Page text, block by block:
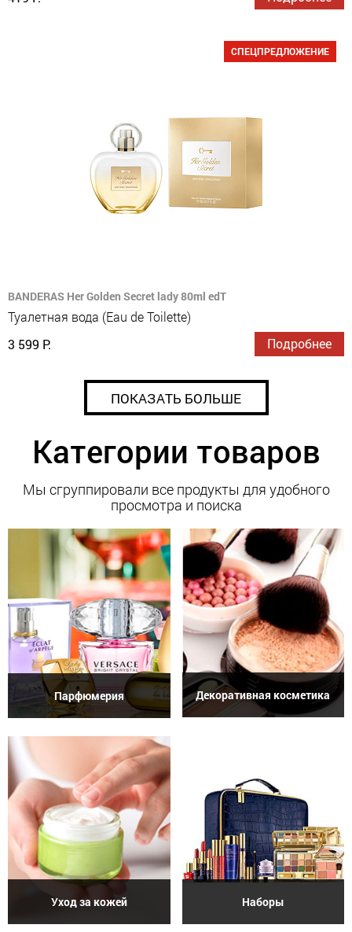
СПЕЦПРЕДЛОЖЕНИЕ
BANDERAS Her Golden Secret lady 80ml edT
Туалетная вода (Eau de Toilette)
3 599 Р.
Подробнее
ПОКАЗАТЬ БОЛЬШЕ
Категории товаров
Мы сгруппировали все продукты для удобного
просмотра и поиска
Парфюмерия Декоративная косметика
Уход за кожей Наборы